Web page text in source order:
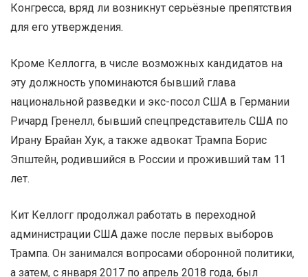
Конгресса, вряд ли возникнут серьёзные препятствия
для его утверждения.
Кроме Келлогга, в числе возможных кандидатов на
эту должность упоминаются бывший глава
национальной разведки и экс-посол США в Германии
Ричард Гренелл, бывший спецпредставитель США по
Ирану Брайан Хук, а также адвокат Трампа Борис
Эпштейн, родившийся в России и проживший там 11
лет.
Кит Келлогг продолжал работать в переходной
администрации США даже после первых выборов
Трампа. Он занимался вопросами оборонной политики,
а затем, с января 2017 по апрель 2018 года, был